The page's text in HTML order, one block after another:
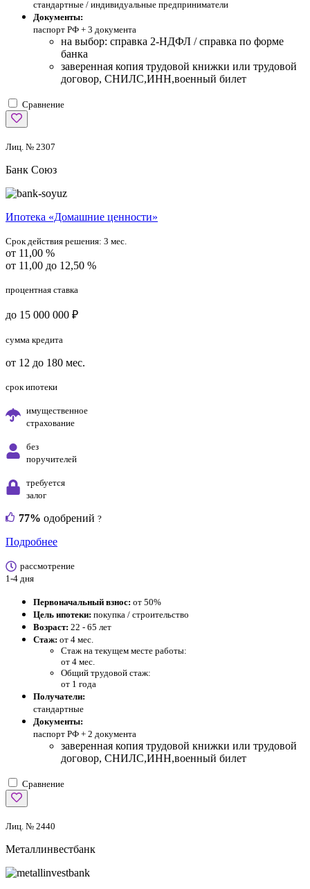
стандартные / индивидуальные предприниматели
Документы:
паспорт РФ + 3 документа
на выбор: справка 2-НДФЛ / справка по форме
банка
заверенная копия трудовой книжки или трудовой
договор, СНИЛС,ИНН,военный билет
Сравнение
Лиц. № 2307
Банк Союз
Ипотека «Домашние ценности»
Срок действия решения: 3 мес.
от 11,00 %
от 11,00 до 12,50 %
процентная ставка
до 15 000 000 ₽
сумма кредита
от 12 до 180 мес.
срок ипотеки
имущественное
страхование
без
поручителей
требуется
залог
77% одобрений ?
Подробнее
рассмотрение
1-4 дня
Первоначальный взнос: от 50%
Цель ипотеки: покупка / строительство
Возраст: 22 - 65 лет
Стаж: от 4 мес.
Стаж на текущем месте работы:
от 4 мес.
Общий трудовой стаж:
от 1 года
Получатели:
стандартные
Документы:
паспорт РФ + 2 документа
заверенная копия трудовой книжки или трудовой
договор, СНИЛС,ИНН,военный билет
Сравнение
Лиц. № 2440
Металлинвестбанк